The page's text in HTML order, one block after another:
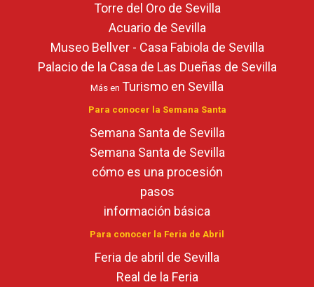
Torre del Oro de Sevilla
Acuario de Sevilla
Museo Bellver - Casa Fabiola de Sevilla
Palacio de la Casa de Las Dueñas de Sevilla
Más en Turismo en Sevilla
Para conocer la Semana Santa
Semana Santa de Sevilla
Semana Santa de Sevilla
cómo es una procesión
pasos
información básica
Para conocer la Feria de Abril
Feria de abril de Sevilla
Real de la Feria